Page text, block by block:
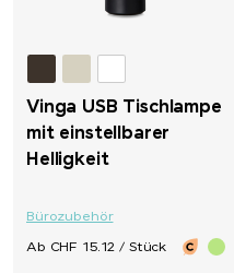
Vinga USB Tischlampe
mit einstellbarer
Helligkeit
Bürozubehör
Ab CHF 15.12 / Stück